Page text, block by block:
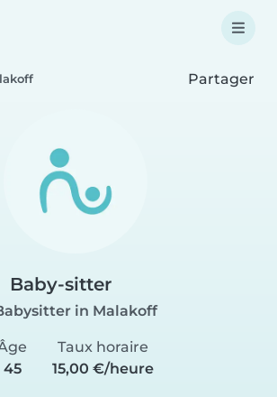
Partager
Baby-sitter
in Malakoff
45
Taux horaire
15,00 €/heure